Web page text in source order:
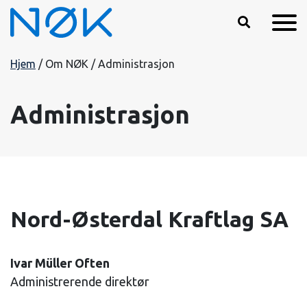
Hopp til hovedinnhold
Hjem / Om NØK /Administrasjon
Administrasjon
Nord-Østerdal Kraftlag SA
Ivar Müller Often
Administrerende direktør